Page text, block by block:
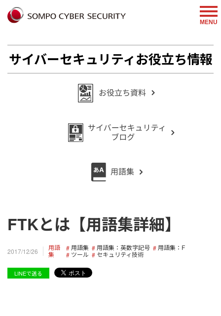
MENU
サイバーセキュリティお役立ち情報
FTKとは【用語集詳細】
2017/12/26
用語
集
用語集 用語集：英数字記号
用語集：F
ツール
セキュリティ技術
LINEで送る